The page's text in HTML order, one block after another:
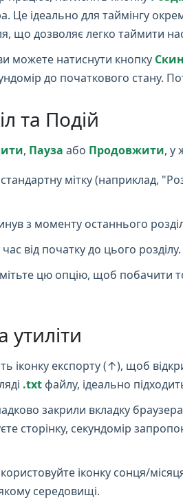
Це ідеально для таймінгу
що дозволяє легко таймити
можете натиснути кнопку
до початкового стану.
та Подій
, Пауза або Продовжити, у
мітку (наприклад,
з моменту останнього
від початку до цього розділу.
цю опцію, щоб побачити
утиліти
іконку експорту (↑), щоб
.txtфайлу, ідеально
закрили вкладку
сторінку, секундомір
іконку сонця/
середовищі.